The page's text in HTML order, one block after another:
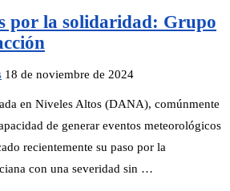
por la solidaridad: Grupo
18 de noviembre de 2024
en Niveles Altos (DANA), comúnmente
de generar eventos meteorológicos
recientemente su paso por la
con una severidad sin …